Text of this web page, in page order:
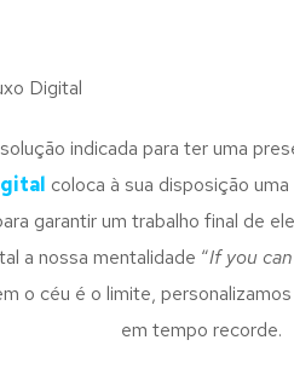
Digital
indicada para ter uma
coloca à sua disposição
garantir um trabalho final de
a nossa mentalidade “If you
o céu é o limite,
em tempo recorde.